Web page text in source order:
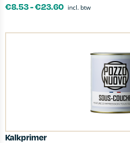
€8.53-€23.60 incl. btw
Kalkprimer